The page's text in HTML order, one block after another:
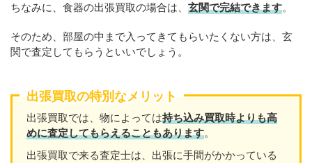
ちなみに、食器の出張買取の場合は、 玄関で完結できます。
そのため、部屋の中まで入ってきてもらいたくない方は、玄
関で査定してもらうといいでしょう。
出張買取の特別なメリット
出張買取では、物によっては持ち込み買取時よりも高
めに査定してもらえることもあります。
出張買取で来る査定士は、出張に手間がかかっている